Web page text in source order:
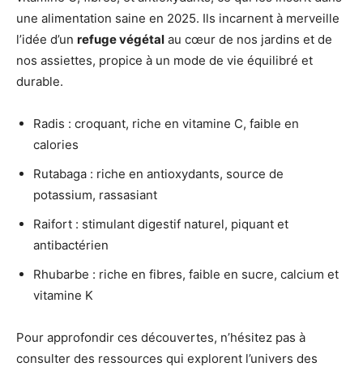
une alimentation saine en 2025. Ils incarnent à merveille
l’idée d’un refuge végétal au cœur de nos jardins et de
nos assiettes, propice à un mode de vie équilibré et
durable.
Radis : croquant, riche en vitamine C, faible en
calories
Rutabaga : riche en antioxydants, source de
potassium, rassasiant
Raifort : stimulant digestif naturel, piquant et
antibactérien
Rhubarbe : riche en fibres, faible en sucre, calcium et
vitamine K
Pour approfondir ces découvertes, n’hésitez pas à
consulter des ressources qui explorent l’univers des